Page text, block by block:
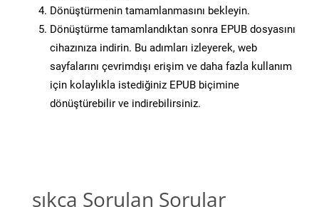
Dönüştürmenin tamamlanmasını bekleyin.
Dönüştürme tamamlandıktan sonra EPUB dosyasını
cihazınıza indirin. Bu adımları izleyerek, web
sayfalarını çevrimdışı erişim ve daha fazla kullanım
için kolaylıkla istediğiniz EPUB biçimine
dönüştürebilir ve indirebilirsiniz.
sıkça Sorulan Sorular